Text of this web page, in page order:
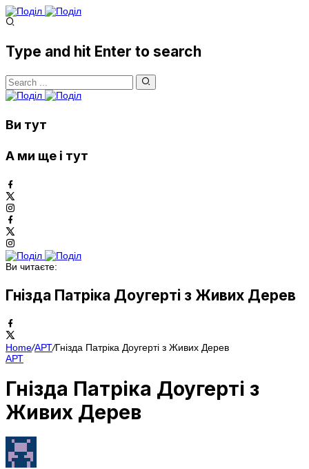
Type and hit Enter to search
Ви тут
А ми ще і тут
Ви читаєте:
Гнізда Патріка Доугерті з Живих Дерев
Home/АРТ/Гнізда Патріка Доугерті з Живих Дерев
АРТ
Гнізда Патріка Доугерті з
Живих Дерев